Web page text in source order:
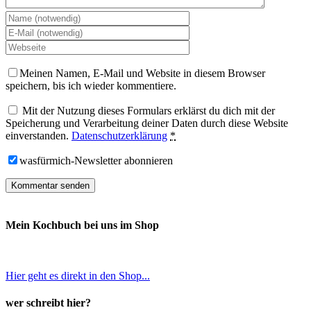
Meinen Namen, E-Mail und Website in diesem Browser
speichern, bis ich wieder kommentiere.
Mit der Nutzung dieses Formulars erklärst du dich mit der
Speicherung und Verarbeitung deiner Daten durch diese Website
einverstanden. Datenschutzerklärung *
wasfürmich-Newsletter abonnieren
Mein Kochbuch bei uns im Shop
Hier geht es direkt in den Shop...
wer schreibt hier?